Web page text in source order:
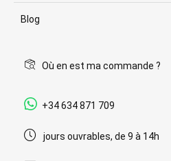
Blog
Où en est ma commande ?
+34 634 871 709
jours ouvrables, de 9 à 14h